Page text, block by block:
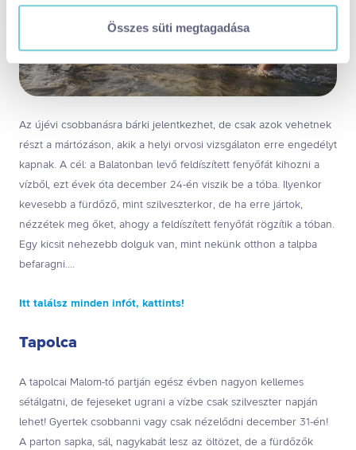
tájékoztatóért:
visitbalaton365-weboldal-sutikezelesi-tajekoztato.pdf
Kizárólag az elengedhetetlen sütiket használja
(alapértelmezett)
Kiválasztottak engedélyezése
Összes süti visszautasítása
Ön a hozzájárulását bármikor visszavonhatja a weboldal
ezen sütikezelési felületén keresztül. A hozzájárulás
visszavonása nem érinti a hozzájáruláson alapuló, a
visszavonás előtti adatkezelés jogszerűségét.
Összes süti megtagadása
Az újévi csobbanásra bárki jelentkezhet, de csak azok vehetnek
részt a mártózáson, akik a helyi orvosi vizsgálaton erre engedélyt
kapnak. A cél: a Balatonban levő feldíszített fenyőfát kihozni a
vízből, ezt évek óta december 24-én viszik be a tóba. Ilyenkor
kevesebb a fürdőző, mint szilveszterkor, de ha erre jártok,
nézzétek meg őket, ahogy a feldíszített fenyőfát rögzítik a tóban.
Egy kicsit nehezebb dolguk van, mint nekünk otthon a talpba
befaragni....
Itt találsz minden infót, kattints!
Tapolca
A tapolcai Malom-tó partján egész évben nagyon kellemes
sétálgatni, de fejeseket ugrani a vízbe csak szilveszter napján
lehet! Gyertek csobbanni vagy csak nézelődni december 31-én!
A parton sapka, sál, nagykabát lesz az öltözet, de a fürdőzők